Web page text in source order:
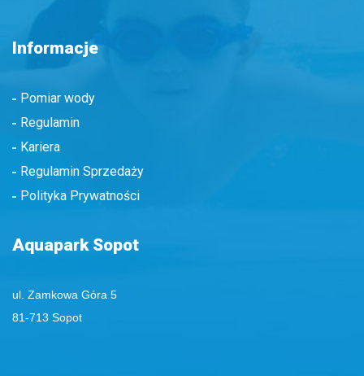
Informacje
Pomiar wody
Regulamin
Kariera
Regulamin Sprzedaży
Polityka Prywatności
Aquapark Sopot
ul. Zamkowa Góra 5
81-713 Sopot